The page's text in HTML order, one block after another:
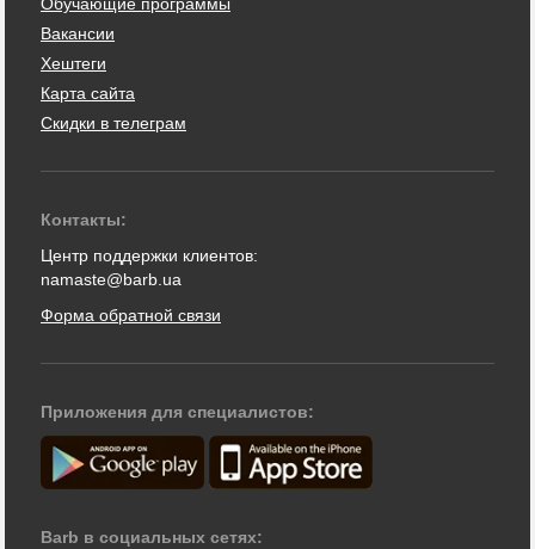
Обучающие программы
Вакансии
Хештеги
Карта сайта
Скидки в телеграм
Контакты:
Центр поддержки клиентов:
namaste@barb.ua
Форма обратной связи
Приложения для специалистов:
Barb в социальных сетях: